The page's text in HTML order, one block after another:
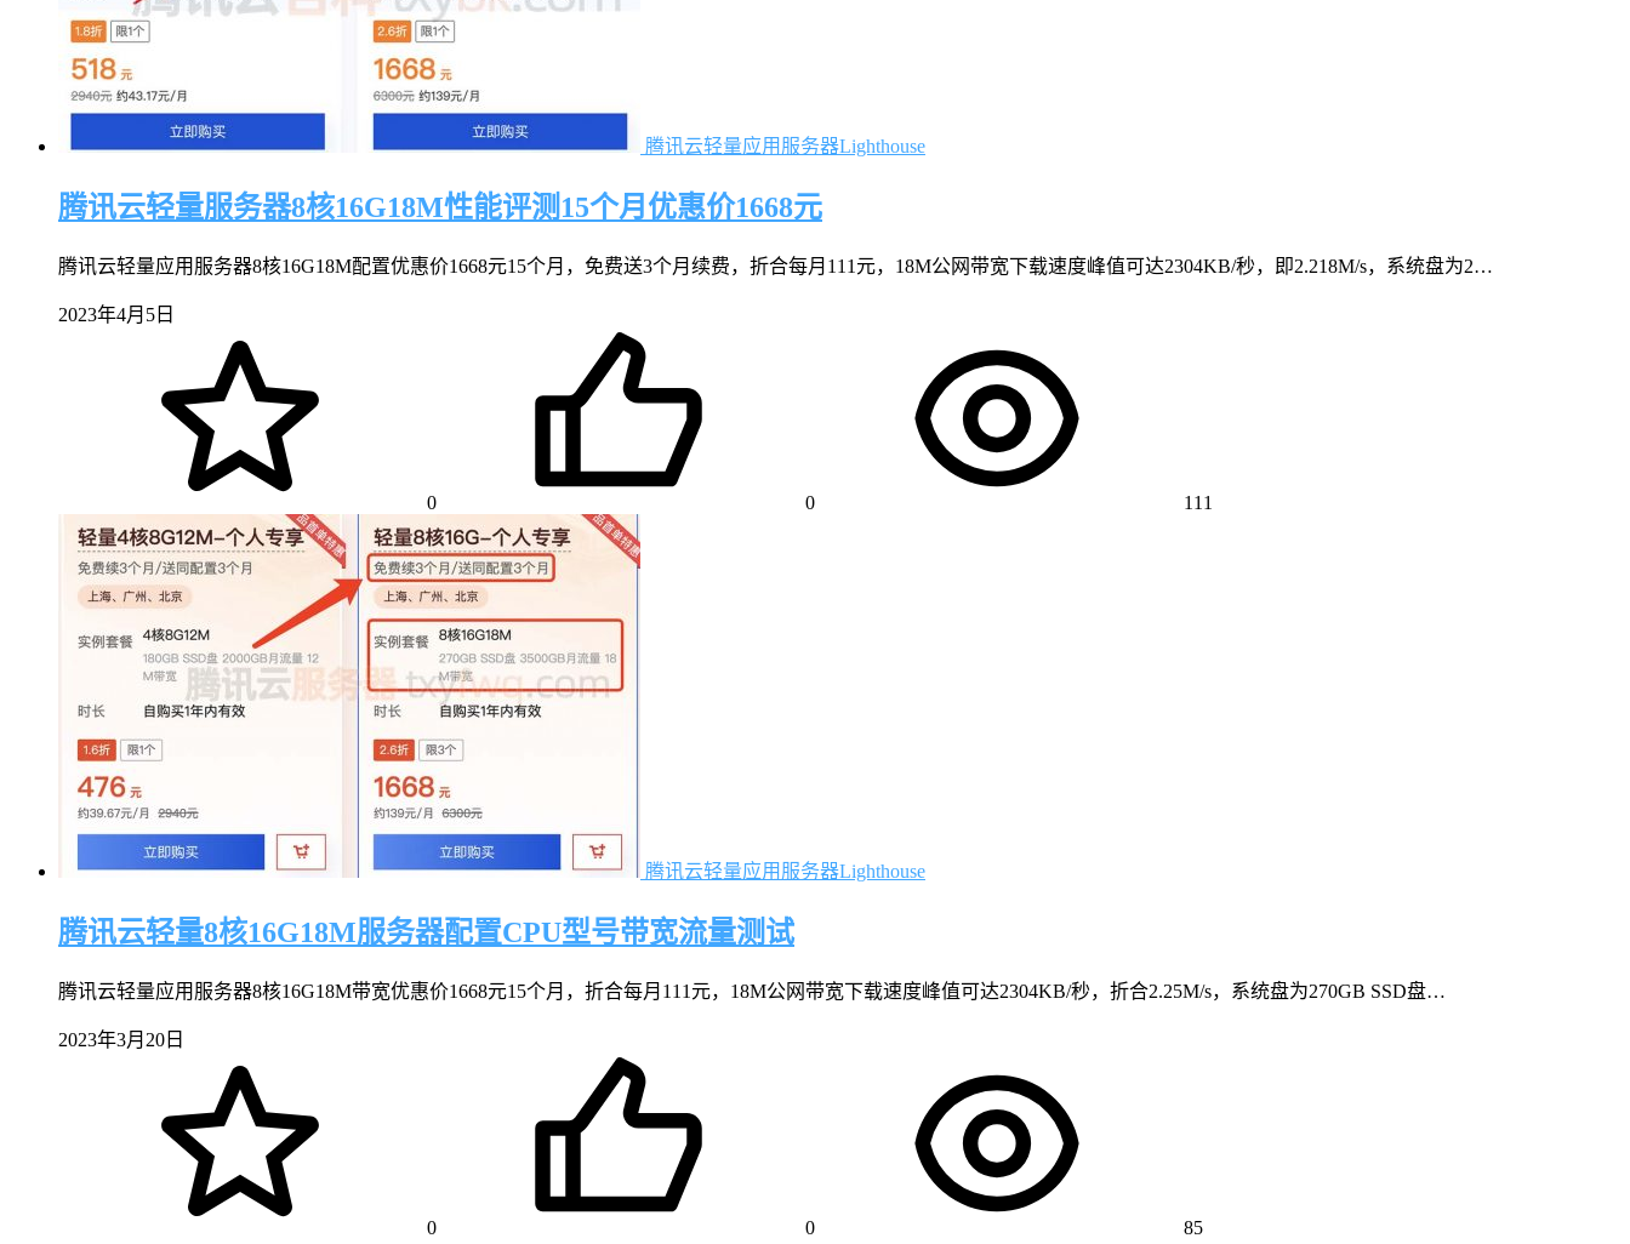
腾讯云轻量应用服务器Lighthouse
腾讯云轻量服务器8核16G18M性能评测15个月优惠价1668元
腾讯云轻量应用服务器8核16G18M配置优惠价1668元15个月，免费送3个月续费，折合每月111元，18M公网带宽下载速度峰值可达2304KB/秒，即2.218M/s，系统盘为2…
2023年4月5日
0 0 111
腾讯云轻量应用服务器Lighthouse
腾讯云轻量8核16G18M服务器配置CPU型号带宽流量测试
腾讯云轻量应用服务器8核16G18M带宽优惠价1668元15个月，折合每月111元，18M公网带宽下载速度峰值可达2304KB/秒，折合2.25M/s，系统盘为270GB SSD盘…
2023年3月20日
0 0 85